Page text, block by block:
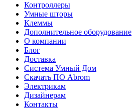
Контроллеры
Умные шторы
Клеммы
Дополнительное оборудование
О компании
Блог
Доставка
Система Умный Дом
Скачать ПО Abrom
Электрикам
Дизайнерам
Контакты